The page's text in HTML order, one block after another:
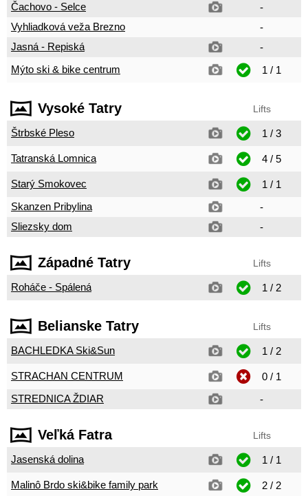
Čachovo - Selce
-
Vyhliadková veža Brezno
-
Jasná - Repiská
-
Mýto ski & bike centrum
1 / 1
Vysoké Tatry Lifts
Štrbské Pleso 1 / 3
Tatranská Lomnica 4 / 5
Starý Smokovec
1 / 1
Skanzen Pribylina
-
Sliezsky dom
-
Západné Tatry Lifts
Roháče - Spálená 1 / 2
Belianske Tatry Lifts
BACHLEDKA Ski&Sun 1 / 2
STRACHAN CENTRUM
0 / 1
STREDNICA ŽDIAR
-
Veľká Fatra Lifts
Jasenská dolina 1 / 1
Malinô Brdo ski&bike family park 2 / 2